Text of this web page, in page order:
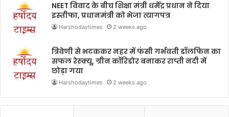
NEET विवाद के बीच शिक्षा मंत्री धर्मेंद्र प्रधान ने दिया
इस्तीफा, प्रधानमंत्री को भेजा त्यागपत्र
Harshodaytimes 2 weeks ago
त्रिवेणी से भटककर नहर में फंसी गर्भवती डॉलफिन का
सफल रेस्क्यू, ग्रीन कॉरिडोर बनाकर राप्ती नदी में
छोड़ा गया
Harshodaytimes 2 weeks ago